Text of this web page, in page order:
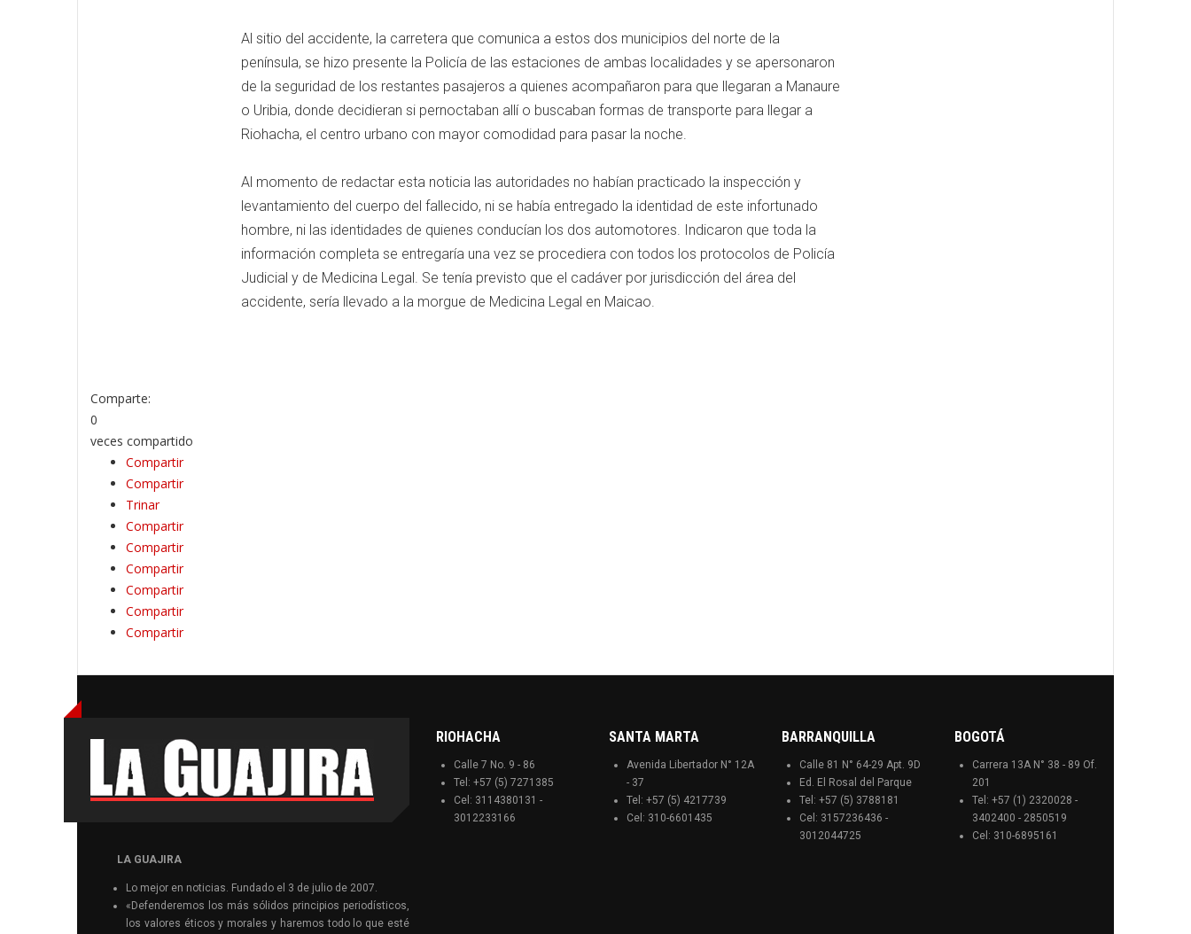
Al sitio del accidente, la carretera que comunica a estos dos municipios del norte de la
península, se hizo presente la Policía de las estaciones de ambas localidades y se apersonaron
de la seguridad de los restantes pasajeros a quienes acompañaron para que llegaran a Manaure
o Uribia, donde decidieran si pernoctaban allí o buscaban formas de transporte para llegar a
Riohacha, el centro urbano con mayor comodidad para pasar la noche.
Al momento de redactar esta noticia las autoridades no habían practicado la inspección y
levantamiento del cuerpo del fallecido, ni se había entregado la identidad de este infortunado
hombre, ni las identidades de quienes conducían los dos automotores. Indicaron que toda la
información completa se entregaría una vez se procediera con todos los protocolos de Policía
Judicial y de Medicina Legal. Se tenía previsto que el cadáver por jurisdicción del área del
accidente, sería llevado a la morgue de Medicina Legal en Maicao.
Comparte:
0
veces compartido
Compartir
Compartir
Trinar
Compartir
Compartir
Compartir
Compartir
Compartir
Compartir
LA GUAJIRA
Lo mejor en noticias. Fundado el 3 de julio de 2007.
«Defenderemos los más sólidos principios periodísticos,
los valores éticos y morales y haremos todo lo que esté
RIOHACHA
Calle 7 No. 9 - 86
Tel: +57 (5) 7271385
Cel: 3114380131 -
3012233166
SANTA MARTA
Avenida Libertador N° 12A
- 37
Tel: +57 (5) 4217739
Cel: 310-6601435
BARRANQUILLA
Calle 81 N° 64-29 Apt. 9D
Ed. El Rosal del Parque
Tel: +57 (5) 3788181
Cel: 3157236436 -
3012044725
BOGOTÁ
Carrera 13A N° 38 - 89 Of.
201
Tel: +57 (1) 2320028 -
3402400 - 2850519
Cel: 310-6895161